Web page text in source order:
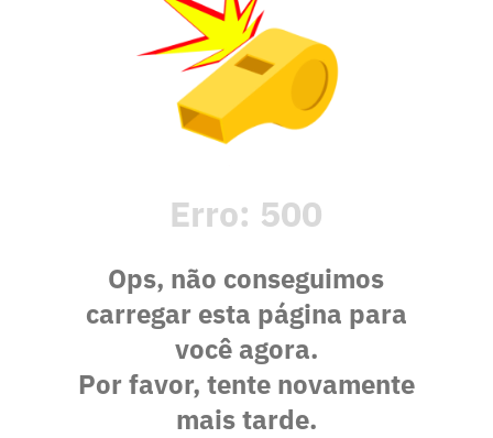
Erro: 500
Ops, não conseguimos
carregar esta página para
você agora.
Por favor, tente novamente
mais tarde.